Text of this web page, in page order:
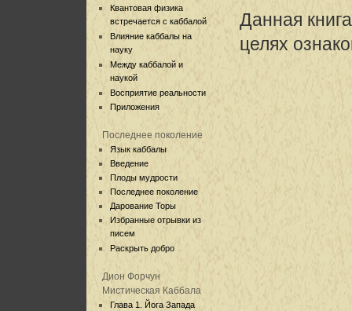
Квантовая физика
встречается с каббалой
Влияние каббалы на
науку
Между каббалой и
наукой
Восприятие реальности
Приложения
Последнее поколение
Язык каббалы
Введение
Плоды мудрости
Последнее поколение
Дарование Торы
Избранные отрывки из
писем
Раскрыть добро
Дион Форчун
Мистическая Каббала
Глава 1. Йога Запада
Данная
целях